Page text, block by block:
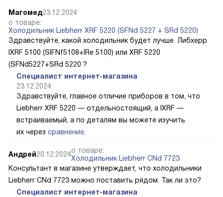
Магомед23.12.2024
о товаре:
Холодильник Liebherr XRF 5220 (SFNd 5227 + SRd 5220)
Здравствуйте, какой холодильник будет лучше Либхерр
IXRF 5100 (SIFNf5108+IRe 5100) или XRF 5220
(SFNd5227+SRd 5220 ?
Специалист интернет-магазина
23.12.2024
Здравствуйте, главное отличие приборов в том, что
Liebherr XRF 5220 — отдельностоящий, а IXRF —
встраиваемый, а по деталям вы можете изучить
их через сравнение
Андрей20.12.2024о товаре:
Холодильник Liebherr CNd 7723
Консультант в магазине утверждает, что холодильники
Liebherr CNd 7723 можно поставить рядом. Так ли это?
Специалист интернет-магазина